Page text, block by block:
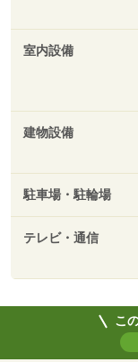
室内設備
建物設備
駐車場・駐輪場
テレビ・通信
こ